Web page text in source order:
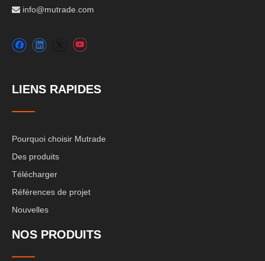
 info@mutrade.com
LIENS RAPIDES
Pourquoi choisir Mutrade
Des produits
Télécharger
Références de projet
Nouvelles
NOS PRODUITS